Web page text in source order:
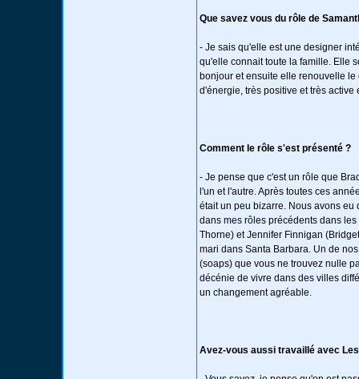
Que savez vous du rôle de
- Je sais qu'elle est une designer
qu'elle connait toute la famille. Elle
bonjour et ensuite elle renouvelle
d'énergie, très positive et très
Comment le rôle s'est présenté ?
- Je pense que c'est un rôle que
l'un et l'autre. Après toutes ces
était un peu bizarre. Nous avons
dans mes rôles précédents dans
Thorne) et Jennifer Finnigan
mari dans Santa Barbara. Un de
(soaps) que vous ne trouvez nulle
décénie de vivre dans des villes
un changement agréable.
Avez-vous aussi travaillé avec